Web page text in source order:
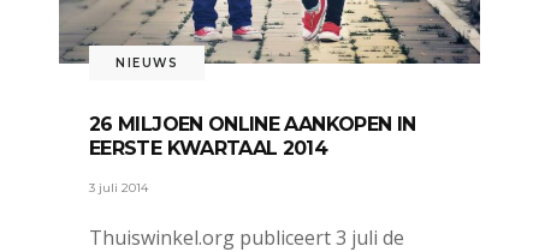
NIEUWS
26 MILJOEN ONLINE AANKOPEN IN
EERSTE KWARTAAL 2014
3 juli 2014
Thuiswinkel.org publiceert 3 juli de